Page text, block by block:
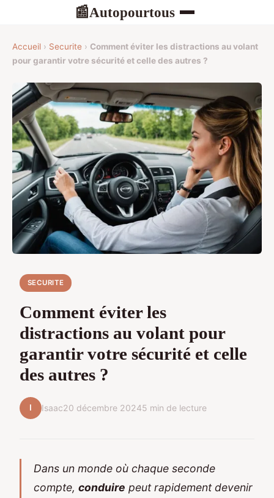
📰Autopourtous
Accueil › Securite › Comment éviter les distractions au volant
pour garantir votre sécurité et celle des autres ?
SECURITE
Comment éviter les
distractions au volant pour
garantir votre sécurité et celle
des autres ?
I Isaac20 décembre 20245 min de lecture
Dans un monde où chaque seconde
compte, conduire peut rapidement devenir